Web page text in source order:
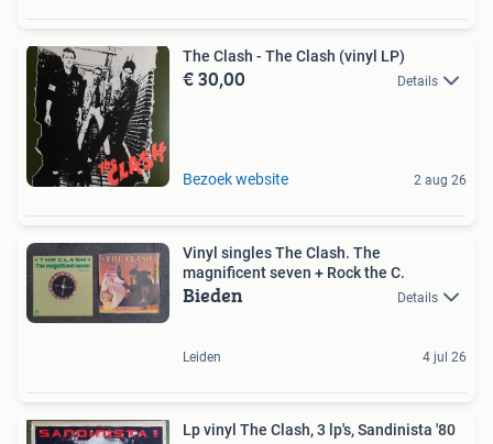
The Clash - The Clash (vinyl LP)
€ 30,00 Details
Bezoek website 2 aug 26
Vinyl singles The Clash. The
magnificent seven + Rock the C.
Bieden Details
Leiden 4 jul 26
Lp vinyl The Clash, 3 lp's, Sandinista '80